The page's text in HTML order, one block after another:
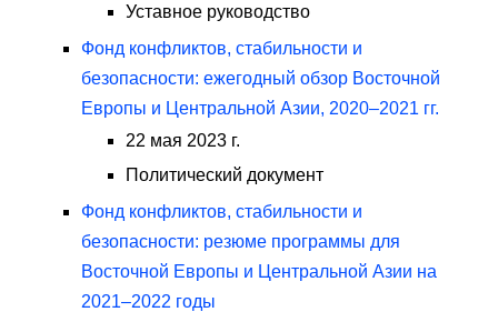
Уставное руководство
Фонд конфликтов, стабильности и
безопасности: ежегодный обзор Восточной
Европы и Центральной Азии, 2020–2021 гг.
22 мая 2023 г.
Политический документ
Фонд конфликтов, стабильности и
безопасности: резюме программы для
Восточной Европы и Центральной Азии на
2021–2022 годы